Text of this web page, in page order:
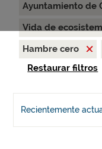
Ayuntamiento de
Vida de
Hambre cero
Restaurar filtros
Recientemente